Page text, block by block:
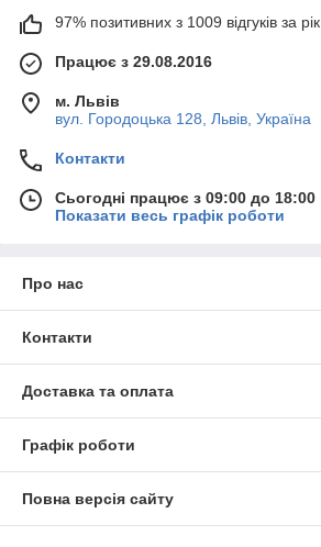
97% позитивних з 1009 відгуків за рік
Працює з 29.08.2016
м. Львів
вул. Городоцька 128, Львів, Україна
Контакти
Сьогодні працює з 09:00 до 18:00
Показати весь графік роботи
Про нас
Контакти
Доставка та оплата
Графік роботи
Повна версія сайту